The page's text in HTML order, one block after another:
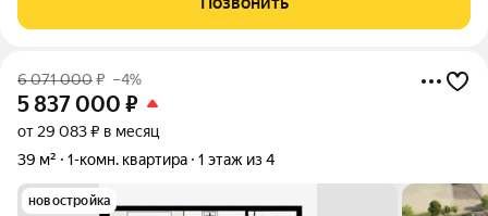
отделке: стены выровнены под
6 071 000₽ –4%
5 837 000 ₽
от 29 083 ₽ в месяц
39 м²
1-комн. квартира 1 этаж из 4
новостройка